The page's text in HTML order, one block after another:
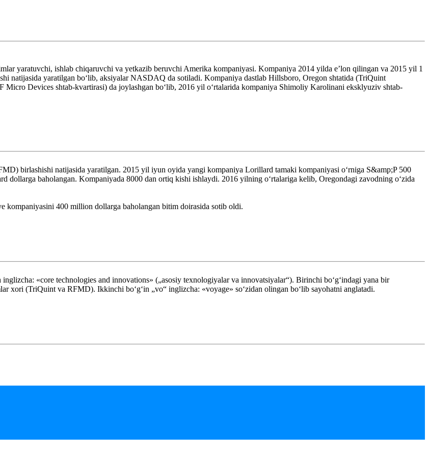
yaratuvchi, ishlab chiqaruvchi va yetkazib beruvchi Amerika kompaniyasi. Kompaniya 2014 yilda eʼlon qilingan va 2015 yil 1
natijasida yaratilgan boʻlib, aksiyalar NASDAQ da sotiladi. Kompaniya dastlab Hillsboro, Oregon shtatida (TriQuint
Devices shtab-kvartirasi) da joylashgan boʻlib, 2016 yil oʻrtalarida kompaniya Shimoliy Karolinani eksklyuziv shtab-
birlashishi natijasida yaratilgan. 2015 yil iyun oyida yangi kompaniya Lorillard tamaki kompaniyasi oʻrniga S&amp;P 500
dollarga baholangan. Kompaniyada 8000 dan ortiq kishi ishlaydi. 2016 yilning oʻrtalariga kelib, Oregondagi zavodning oʻzida
400 million dollarga baholangan bitim doirasida sotib oldi.
«core technologies and innovations» („asosiy texnologiyalar va innovatsiyalar“). Birinchi boʻgʻindagi yana bir
xori (TriQuint va RFMD). Ikkinchi bo‘g‘in „vo“ inglizcha: «voyage» so‘zidan olingan boʻlib sayohatni anglatadi.